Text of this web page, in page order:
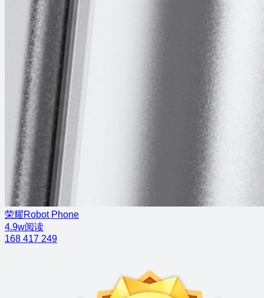
荣耀Robot Phone
4.9w阅读
168 417 249